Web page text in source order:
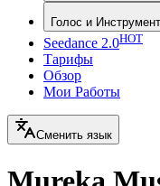
Голос и
Seedance 2.0HOT
Тарифы
Обзор
Мои Работы
Сменить язык